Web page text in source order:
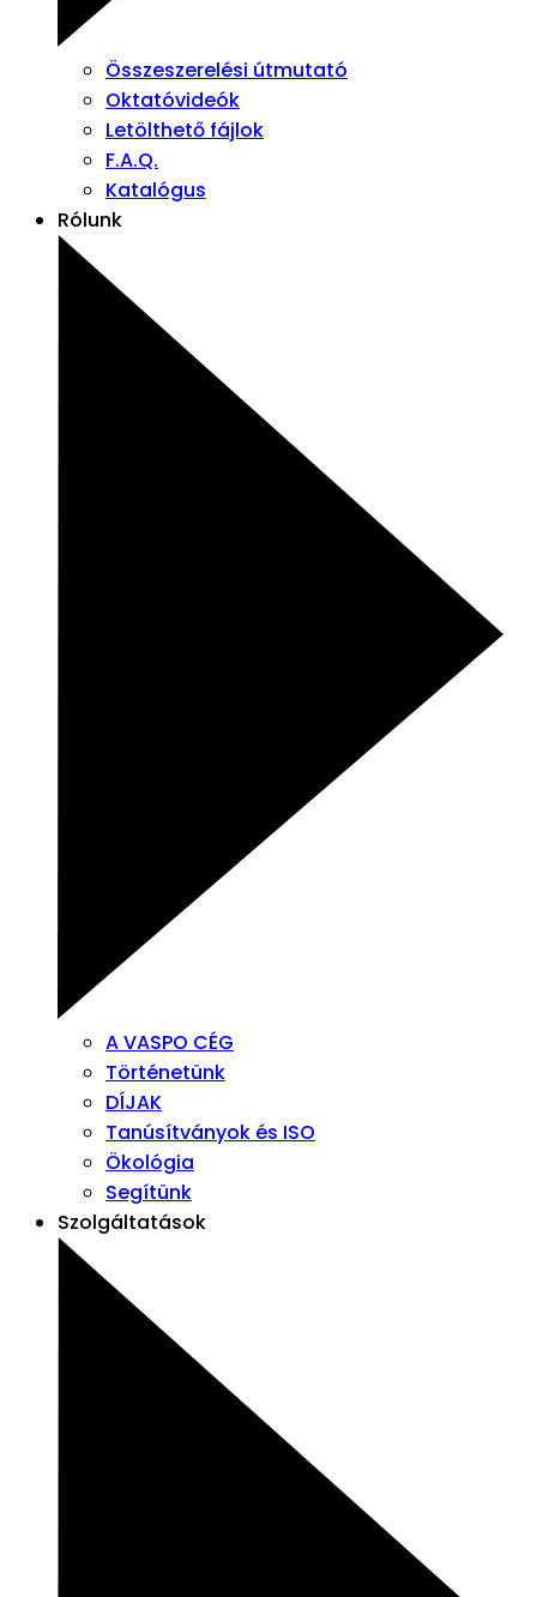
Összeszerelési útmutató
Oktatóvideók
Letölthető fájlok
F.A.Q.
Katalógus
Rólunk
A VASPO CÉG
Történetünk
DÍJAK
Tanúsítványok és ISO
Ökológia
Segítünk
Szolgáltatások